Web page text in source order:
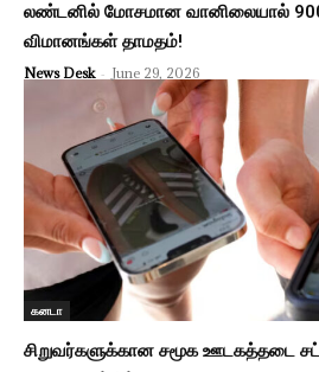
லண்டனில் மோசமான வானிலையால்
விமானங்கள் தாமதம்!
News Desk - June 29, 2026
கனடா
சிறுவர்களுக்கான சமூக ஊடகத்தடை